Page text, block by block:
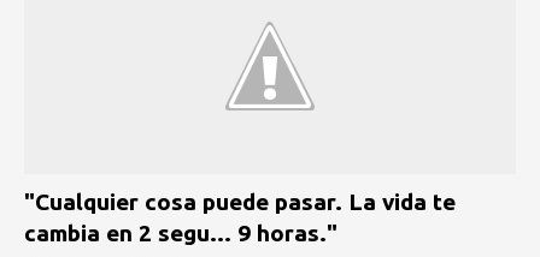
"Cualquier cosa puede pasar. La vida te
cambia en 2 segu... 9 horas."